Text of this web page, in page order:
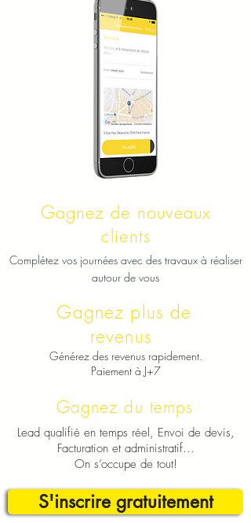
Gagnez de nouveaux
clients
Complétez vos journées avec des travaux à réaliser
autour de vous
Générez des revenus rapidement.
Paiement à J+7
Gagnez plus de
revenus
Gagnez du temps
Lead qualifié en temps réel, Envoi de devis,
Facturation et administratif...
On s’occupe de tout!
S'inscrire gratuitement